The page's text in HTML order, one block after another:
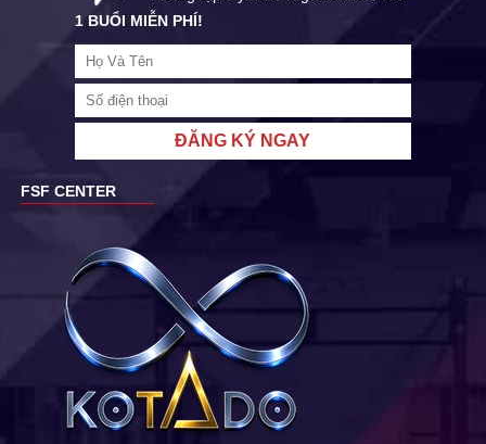
1 BUỔI MIỄN PHÍ!
ĐĂNG KÝ NGAY
FSF CENTER